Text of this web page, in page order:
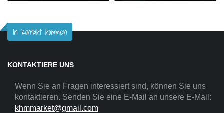
In Kontakt kommen
KONTAKTIERE UNS
Wenn Sie an Fragen interessiert sind, können Sie uns
kontaktieren. Senden Sie eine E-Mail an unsere E-Mail:
khmmarket@gmail.com